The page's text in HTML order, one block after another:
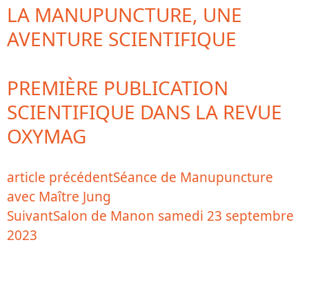
LA MANUPUNCTURE, UNE
AVENTURE SCIENTIFIQUE
PREMIÈRE PUBLICATION
SCIENTIFIQUE DANS LA REVUE
OXYMAG
article précédentSéance de Manupuncture
avec Maître Jung
SuivantSalon de Manon samedi 23 septembre
2023